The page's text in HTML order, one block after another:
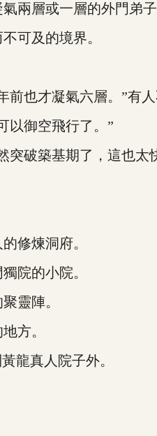
層或一層的外門弟子
可及的境界。
也才凝氣六層。”有人
御空飛行了。”
破築基期了，這也太
修煉洞府。
院的小院。
靈陣。
方。
真人院子外。